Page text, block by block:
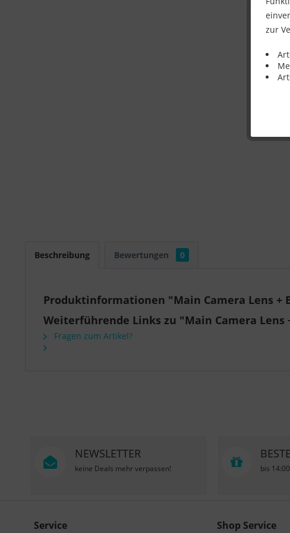
Beschreibung Bewertungen 0
Produktinformationen "Main Camera Lens +
Weiterführende Links zu "Main Camera Lens
Fragen zum Artikel?
NEWSLETTER
keine Deals mehr verpassen! bis
Service Shop Service
zur